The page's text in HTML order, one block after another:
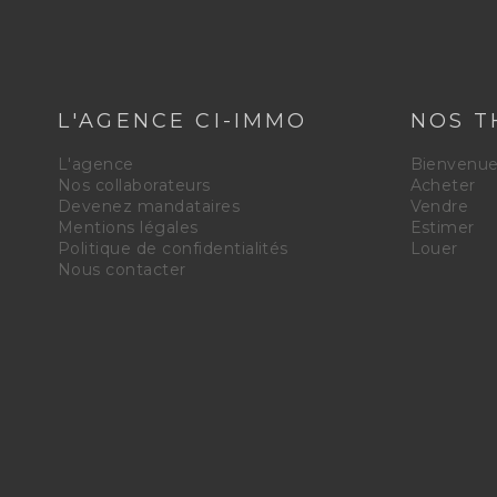
L'AGENCE CI-IMMO
L'agence
Nos collaborateurs
Devenez mandataires
Mentions légales
Politique de confidentialités
Nous contacter
NOS
Acheter
Vendre
Estimer
Louer